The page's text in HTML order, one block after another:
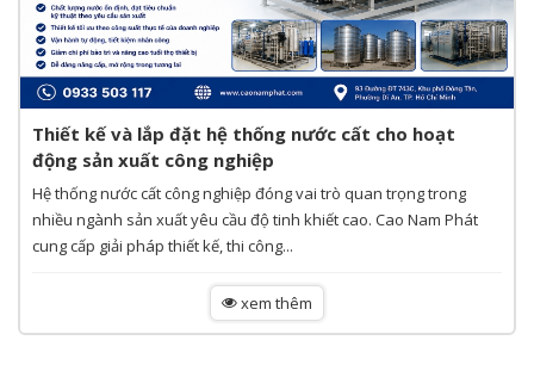
Thiết kế và lắp đặt hệ thống nước cất cho hoạt
động sản xuất công nghiệp
Hệ thống nước cất công nghiệp đóng vai trò quan trọng trong
nhiều ngành sản xuất yêu cầu độ tinh khiết cao. Cao Nam Phát
cung cấp giải pháp thiết kế, thi công...
xem thêm